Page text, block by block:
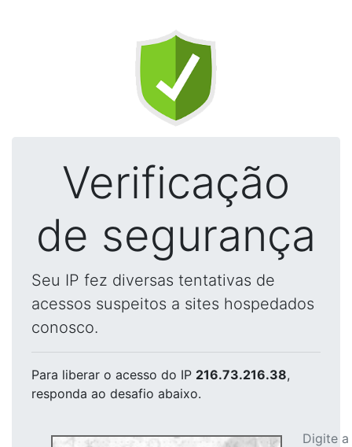
Verificação
de segurança
Seu IP fez diversas tentativas de
acessos suspeitos a sites hospedados
conosco.
Para liberar o acesso do IP 216.73.216.38,
responda ao desafio abaixo.
Digite